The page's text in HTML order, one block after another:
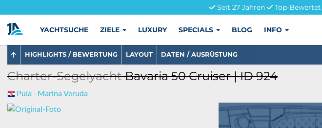
Seit 27 Jahren
Top-Bewertet
YACHTSUCHE ZIELE LUXURY SPECIALS BLOG INFO
HIGHLIGHTS / BEWERTUNG LAYOUT DATEN / AUSRÜSTUNG
Charter-SegelyachtBavaria 50 Cruiser | ID 924
Pula - Marina Veruda